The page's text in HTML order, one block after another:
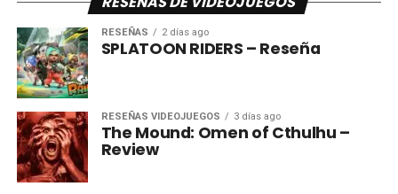
RESEÑAS 2 días ago
SPLATOON RIDERS – Reseña
RESEÑAS VIDEOJUEGOS 3 días ago
The Mound: Omen of Cthulhu –
Review